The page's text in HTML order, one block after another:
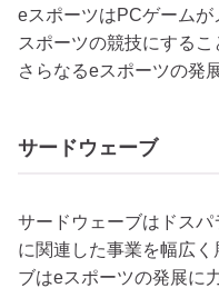
eスポーツはPCゲーム
スポーツの競技にする
さらなるeスポーツの発
サードウェーブ
サードウェーブはドス
に関連した事業を幅広
ブはeスポーツの発展に